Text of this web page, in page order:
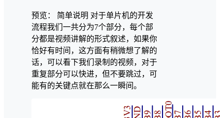
预览： 简单说明 对于单片机的开发
流程我们一共分为7个部分，每个部
分都是视频讲解的形式叙述，如果你
恰好有时间，这方面有稍微想了解的
话，可以看下我们录制的视频，对于
重复部分可以快进，但不要跳过，可
能有的关键点就在那么一瞬间。